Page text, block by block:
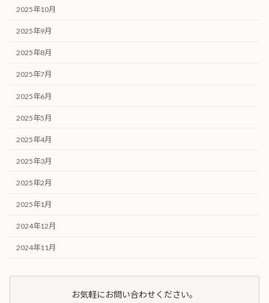
2025年10月
2025年9月
2025年8月
2025年7月
2025年6月
2025年5月
2025年4月
2025年3月
2025年2月
2025年1月
2024年12月
2024年11月
お気軽にお問い合わせください。